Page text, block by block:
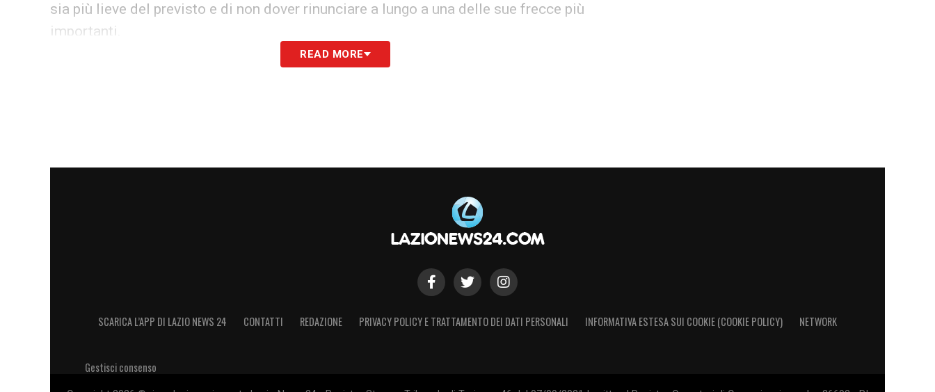
sia più lieve del previsto e di non dover rinunciare a lungo a una delle sue frecce più
importanti.
READ MORE
SCARICA L’APP DI LAZIO NEWS 24 CONTATTI REDAZIONE PRIVACY POLICY E TRATTAMENTO DEI DATI PERSONALI INFORMATIVA ESTESA SUI COOKIE (COOKIE POLICY) NETWORK
Gestisci consenso